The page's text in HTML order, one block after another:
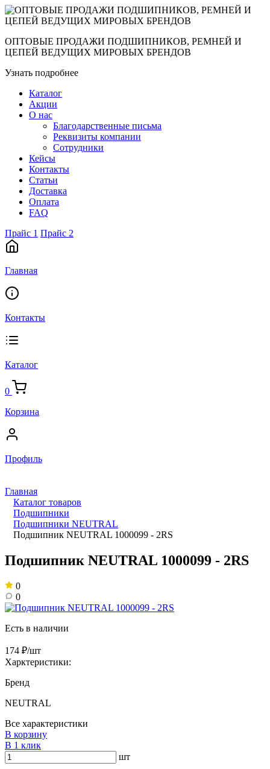
ОПТОВЫЕ ПРОДАЖИ ПОДШИПНИКОВ, РЕМНЕЙ И
ЦЕПЕЙ ВЕДУЩИХ МИРОВЫХ БРЕНДОВ
Узнать подробнее
Каталог
Акции
О нас
Благодарственные письма
Реквизиты компании
Сотрудники
Кейсы
Контакты
Статьи
Доставка
Оплата
FAQ
Прайс 1 Прайс 2
Главная
Контакты
Каталог
0
Корзина
Профиль
Главная
Каталог товаров
Подшипники
Подшипники NEUTRAL
Подшипник NEUTRAL 1000099 - 2RS
Подшипник NEUTRAL 1000099 - 2RS
0
0
Есть в наличии
174 ₽/шт
Харктеристики:
Бренд
NEUTRAL
Все характеристики
В корзину
В 1 клик
шт